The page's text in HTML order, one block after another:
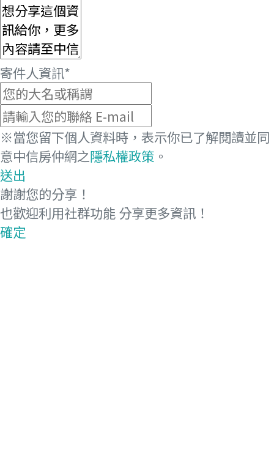
寄件人資訊*
※當您留下個人資料時，表示你已了解閱讀並同
意中信房仲網之隱私權政策 。
送出
謝謝您的分享！
也歡迎利用社群功能分享更多資訊！
確定